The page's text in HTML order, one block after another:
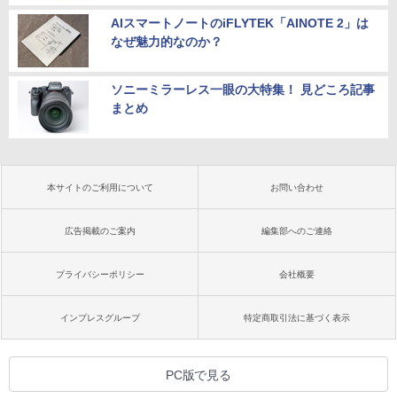
AIスマートノートのiFLYTEK「AINOTE 2」は
なぜ魅力的なのか？
ソニーミラーレス一眼の大特集！ 見どころ記事
まとめ
本サイトのご利用について お問い合わせ
広告掲載のご案内 編集部へのご連絡
プライバシーポリシー 会社概要
インプレスグループ 特定商取引法に基づく表示
PC版で見る